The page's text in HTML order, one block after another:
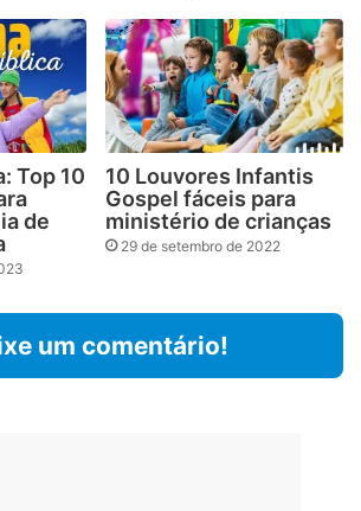
Top 10
de
10 Louvores Infantis
Gospel fáceis para
ministério de crianças
29 de setembro de 2022
um comentário!